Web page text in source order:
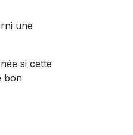
une
si cette
bon